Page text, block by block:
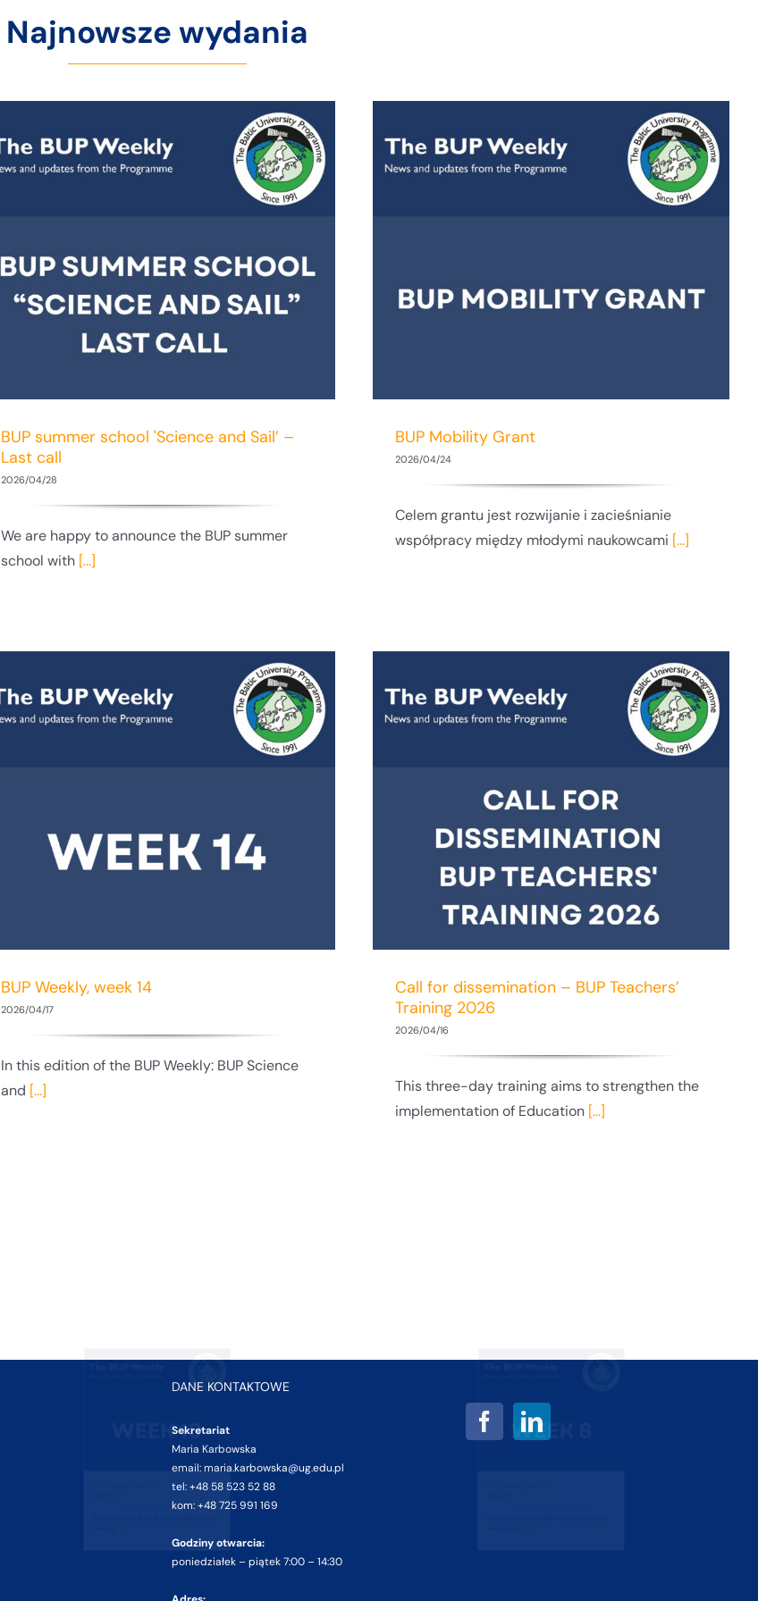
Najnowsze wydania
BUP summer school 'Science and Sail’ –
Last call
2026/04/28
We are happy to announce the BUP summer
school with[...]
BUP Mobility Grant
BUP Mobility Grant
2026/04/24
Celem grantu jest rozwijanie i zacieśnianie
współpracy między młodymi naukowcami [...]
BUP Weekly, week 14
2026/04/17
In this edition of the BUP Weekly: BUP Science
and [...]
Training 2026
Call for dissemination – BUP Teachers’
Training 2026
2026/04/16
This three-day training aims to strengthen the
implementation of Education[...]